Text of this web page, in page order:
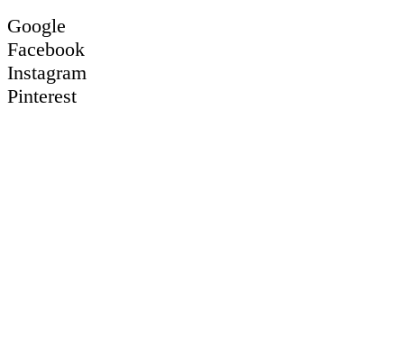
Google
Facebook
Instagram
Pinterest